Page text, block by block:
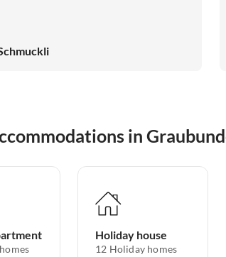
in
Holiday house
12 Holiday homes